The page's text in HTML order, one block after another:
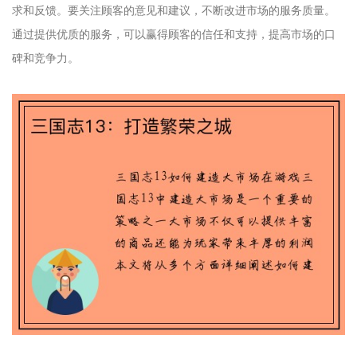
求和反馈。要关注顾客的意见和建议，不断改进市场的服务质量。
通过提供优质的服务，可以赢得顾客的信任和支持，提高市场的口
碑和竞争力。